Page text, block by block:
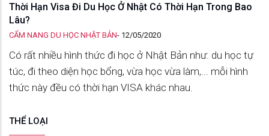
Thời Hạn Visa Đi Du Học Ở Nhật Có Thời Hạn Trong Bao
Lâu?
CẨM NANG DU HỌC NHẬT BẢN- 12/05/2020
Có rất nhiều hình thức đi học ở Nhật Bản như: du học tự
túc, đi theo diện học bổng, vừa học vừa làm,... mỗi hình
thức này đều có thời hạn VISA khác nhau.
THỂ LOẠI